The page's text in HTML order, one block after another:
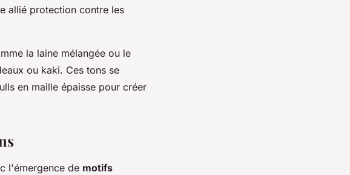
allié protection contre les
la laine mélangée ou le
ou kaki. Ces tons se
en maille épaisse pour créer
l'émergence de motifs